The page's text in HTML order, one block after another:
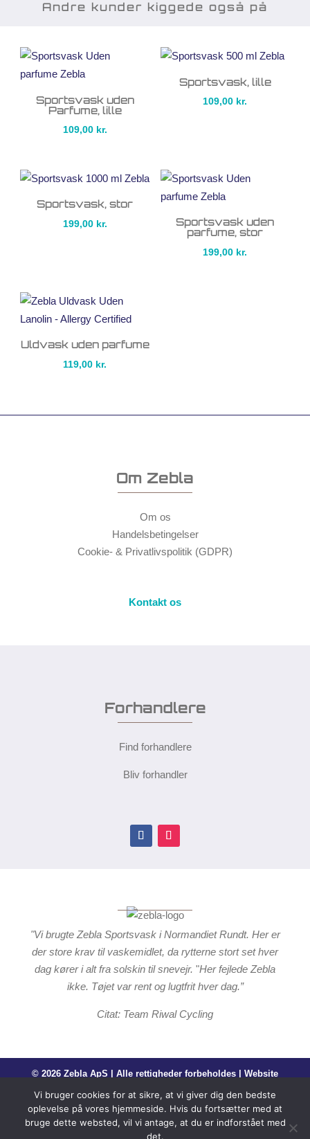
Andre kunder kiggede også på
Sportsvask uden
Parfume, lille
109,00 kr.
Sportsvask, lille
109,00 kr.
Sportsvask, stor
199,00 kr. Sportsvask uden
parfume, stor
199,00 kr.
Uldvask uden parfume
119,00 kr.
Om Zebla
Om os
Handelsbetingelser
Cookie- & Privatlivspolitik (GDPR)
Kontakt os
Forhandlere
Find forhandlere
Bliv forhandler
"Vi brugte Zebla Sportsvask i Normandiet Rundt. Her er
der store krav til vaskemidlet, da rytterne stort set hver
dag kører i alt fra solskin til snevejr. "Her fejlede Zebla
ikke. Tøjet var rent og lugtfrit hver dag.”
Citat: Team Riwal Cycling
© 2026 Zebla ApS | Alle rettigheder forbeholdes | Website
byCBGdesign.dk
Vi bruger cookies for at sikre, at vi giver dig den bedste
oplevelse på vores hjemmeside. Hvis du fortsætter med at
bruge dette websted, vil vi antage, at du er indforstået med
det.